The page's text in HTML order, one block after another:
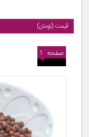
قیمت (تومان)
صفحه 1